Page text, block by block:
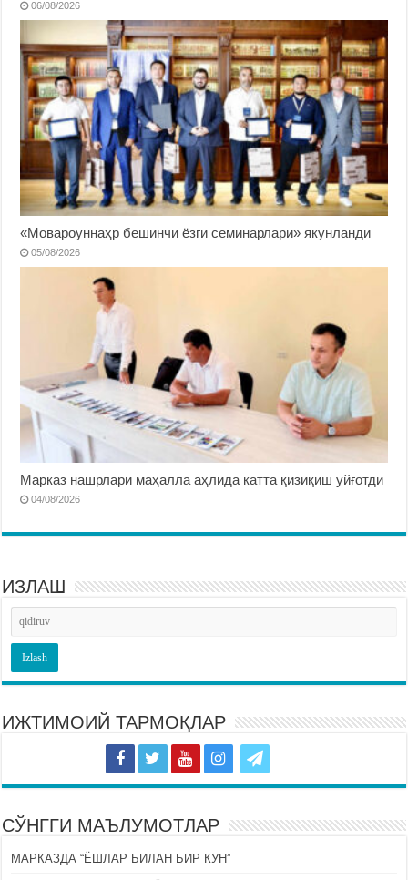
06/08/2026
«Мовароуннаҳр бешинчи ёзги семинарлари» якунланди
05/08/2026
Марказ нашрлари маҳалла аҳлида катта қизиқиш уйғотди
04/08/2026
ИЗЛАШ
ИЖТИМОИЙ ТАРМОҚЛАР
СЎНГГИ МАЪЛУМОТЛАР
МАРКАЗДА “ЁШЛАР БИЛАН БИР КУН”